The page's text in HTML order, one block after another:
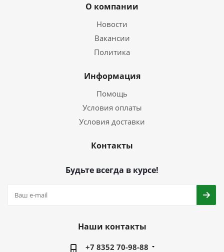
О компании
Новости
Вакансии
Политика
Информация
Помощь
Условия оплаты
Условия доставки
Контакты
Будьте всегда в курсе!
Наши контакты
+7 8352 70-98-88